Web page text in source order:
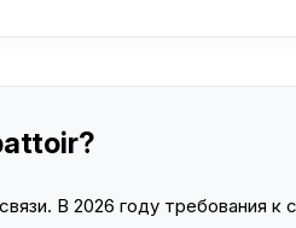
В 2026 году требования к